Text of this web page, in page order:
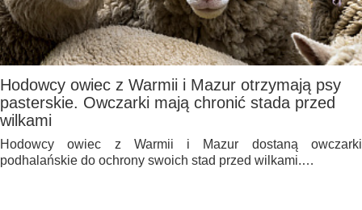
Hodowcy owiec z Warmii i Mazur otrzymają psy
pasterskie. Owczarki mają chronić stada przed
wilkami
Hodowcy owiec z Warmii i Mazur dostaną owczarki
podhalańskie do ochrony swoich stad przed wilkami.…